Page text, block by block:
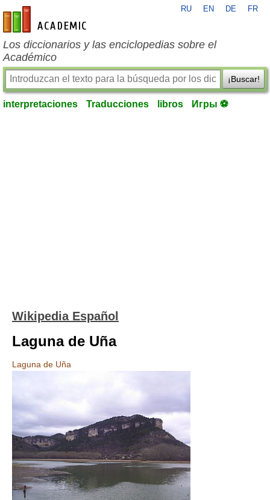
es-academic.com
RU EN DE FR
Los diccionarios y las enciclopedias sobre el
Académico
¡Buscar!
interpretaciones Traducciones libros Игры ⚽
Wikipedia Español
Laguna de Uña
Laguna de Uña